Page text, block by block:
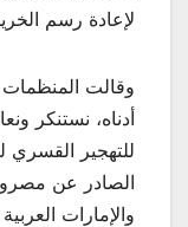
لإعادة رسم
وقالت المنظمات
أدناه، نستنكر
للتهجير القسري
الصادر عن
والإمارات